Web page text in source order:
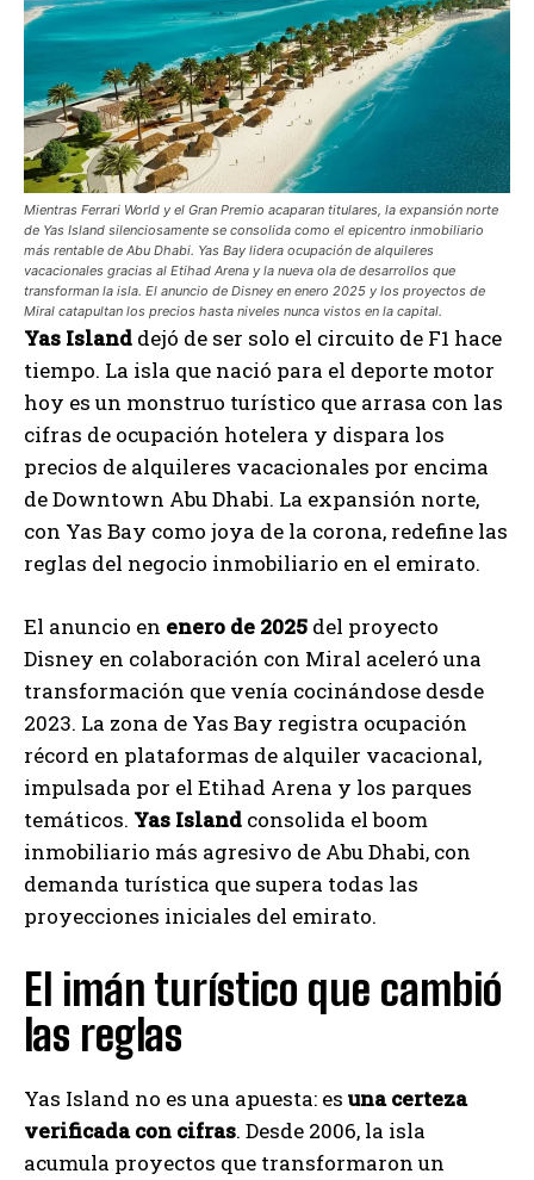
Mientras Ferrari World y el Gran Premio acaparan titulares, la expansión norte
de Yas Island silenciosamente se consolida como el epicentro inmobiliario
más rentable de Abu Dhabi. Yas Bay lidera ocupación de alquileres
vacacionales gracias al Etihad Arena y la nueva ola de desarrollos que
transforman la isla. El anuncio de Disney en enero 2025 y los proyectos de
Miral catapultan los precios hasta niveles nunca vistos en la capital.
Yas Island dejó de ser solo el circuito de F1 hace
tiempo. La isla que nació para el deporte motor
hoy es un monstruo turístico que arrasa con las
cifras de ocupación hotelera y dispara los
precios de alquileres vacacionales por encima
de Downtown Abu Dhabi. La expansión norte,
con Yas Bay como joya de la corona, redefine las
reglas del negocio inmobiliario en el emirato.
El anuncio en enero de 2025 del proyecto
Disney en colaboración con Miral aceleró una
transformación que venía cocinándose desde
2023. La zona de Yas Bay registra ocupación
récord en plataformas de alquiler vacacional,
impulsada por el Etihad Arena y los parques
temáticos. Yas Island consolida el boom
inmobiliario más agresivo de Abu Dhabi, con
demanda turística que supera todas las
proyecciones iniciales del emirato.
El imán turístico que cambió
las reglas
Yas Island no es una apuesta: es una certeza
verificada con cifras. Desde 2006, la isla
acumula proyectos que transformaron un